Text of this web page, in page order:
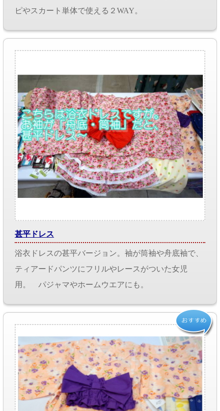
ピやスカート単体で使える２WAY。
甚平ドレス
浴衣ドレスの甚平バージョン。袖が筒袖や舟底袖で、
ティアードパンツにフリルやレースがついた女児
用。 パジャマやホームウエアにも。